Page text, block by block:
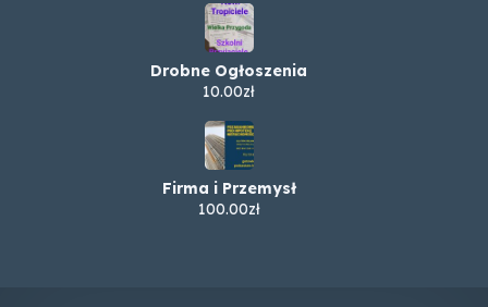
Drobne Ogłoszenia
10.00zł
Firma i Przemysł
100.00zł